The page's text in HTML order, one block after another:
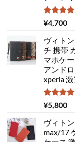
5段階中
5.00
¥4,700
ヴィト
チ 携帯
マホケ
アンド
xperia
5段階中
5.00
¥5,800
ヴィト
max/17